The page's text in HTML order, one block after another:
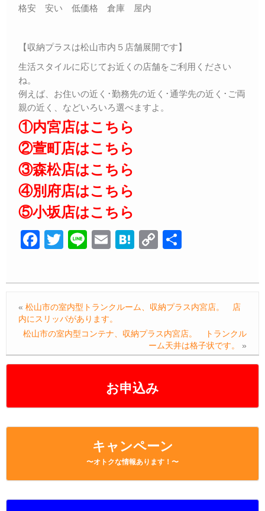
お申込み
キャンペーン
〜オトクな情報あります！〜
格安 安い 低価格 倉庫 屋内
【収納プラスは松山市内５店舗展開です】
生活スタイルに応じてお近くの店舗をご利用ください
ね。
例えば、お住いの近く･勤務先の近く･通学先の近く･ご両
親の近く、などいろいろ選べますよ。
①内宮店はこちら
②萱町店はこちら
③森松店はこちら
④別府店はこちら
⑤小坂店はこちら
F
c
b
o
o
T
tt
Li
e
E
ail
H
e
a
C
p
Li
n
k
« 松山市の室内型トランクルーム、収納プラス内宮店。 店
内にスリッパがあります。
松山市の室内型コンテナ、収納プラス内宮店。 トランクル
ーム天井は格子状です。
»